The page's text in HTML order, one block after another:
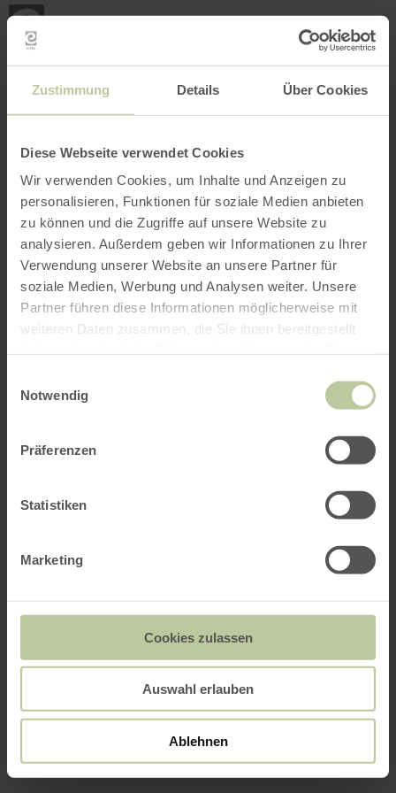
Zustimmung Details Über Cookies
Diese Webseite verwendet Cookies
Wir verwenden Cookies, um Inhalte und Anzeigen zu
personalisieren, Funktionen für soziale Medien anbieten
zu können und die Zugriffe auf unsere Website zu
analysieren. Außerdem geben wir Informationen zu Ihrer
Verwendung unserer Website an unsere Partner für
soziale Medien, Werbung und Analysen weiter. Unsere
Partner führen diese Informationen möglicherweise mit
weiteren Daten zusammen, die Sie ihnen bereitgestellt
Notwendig
Präferenzen
Statistiken
Marketing
Cookies zulassen
Auswahl erlauben
Ablehnen
INTERAKTIVE KARTE
Filter öffnen